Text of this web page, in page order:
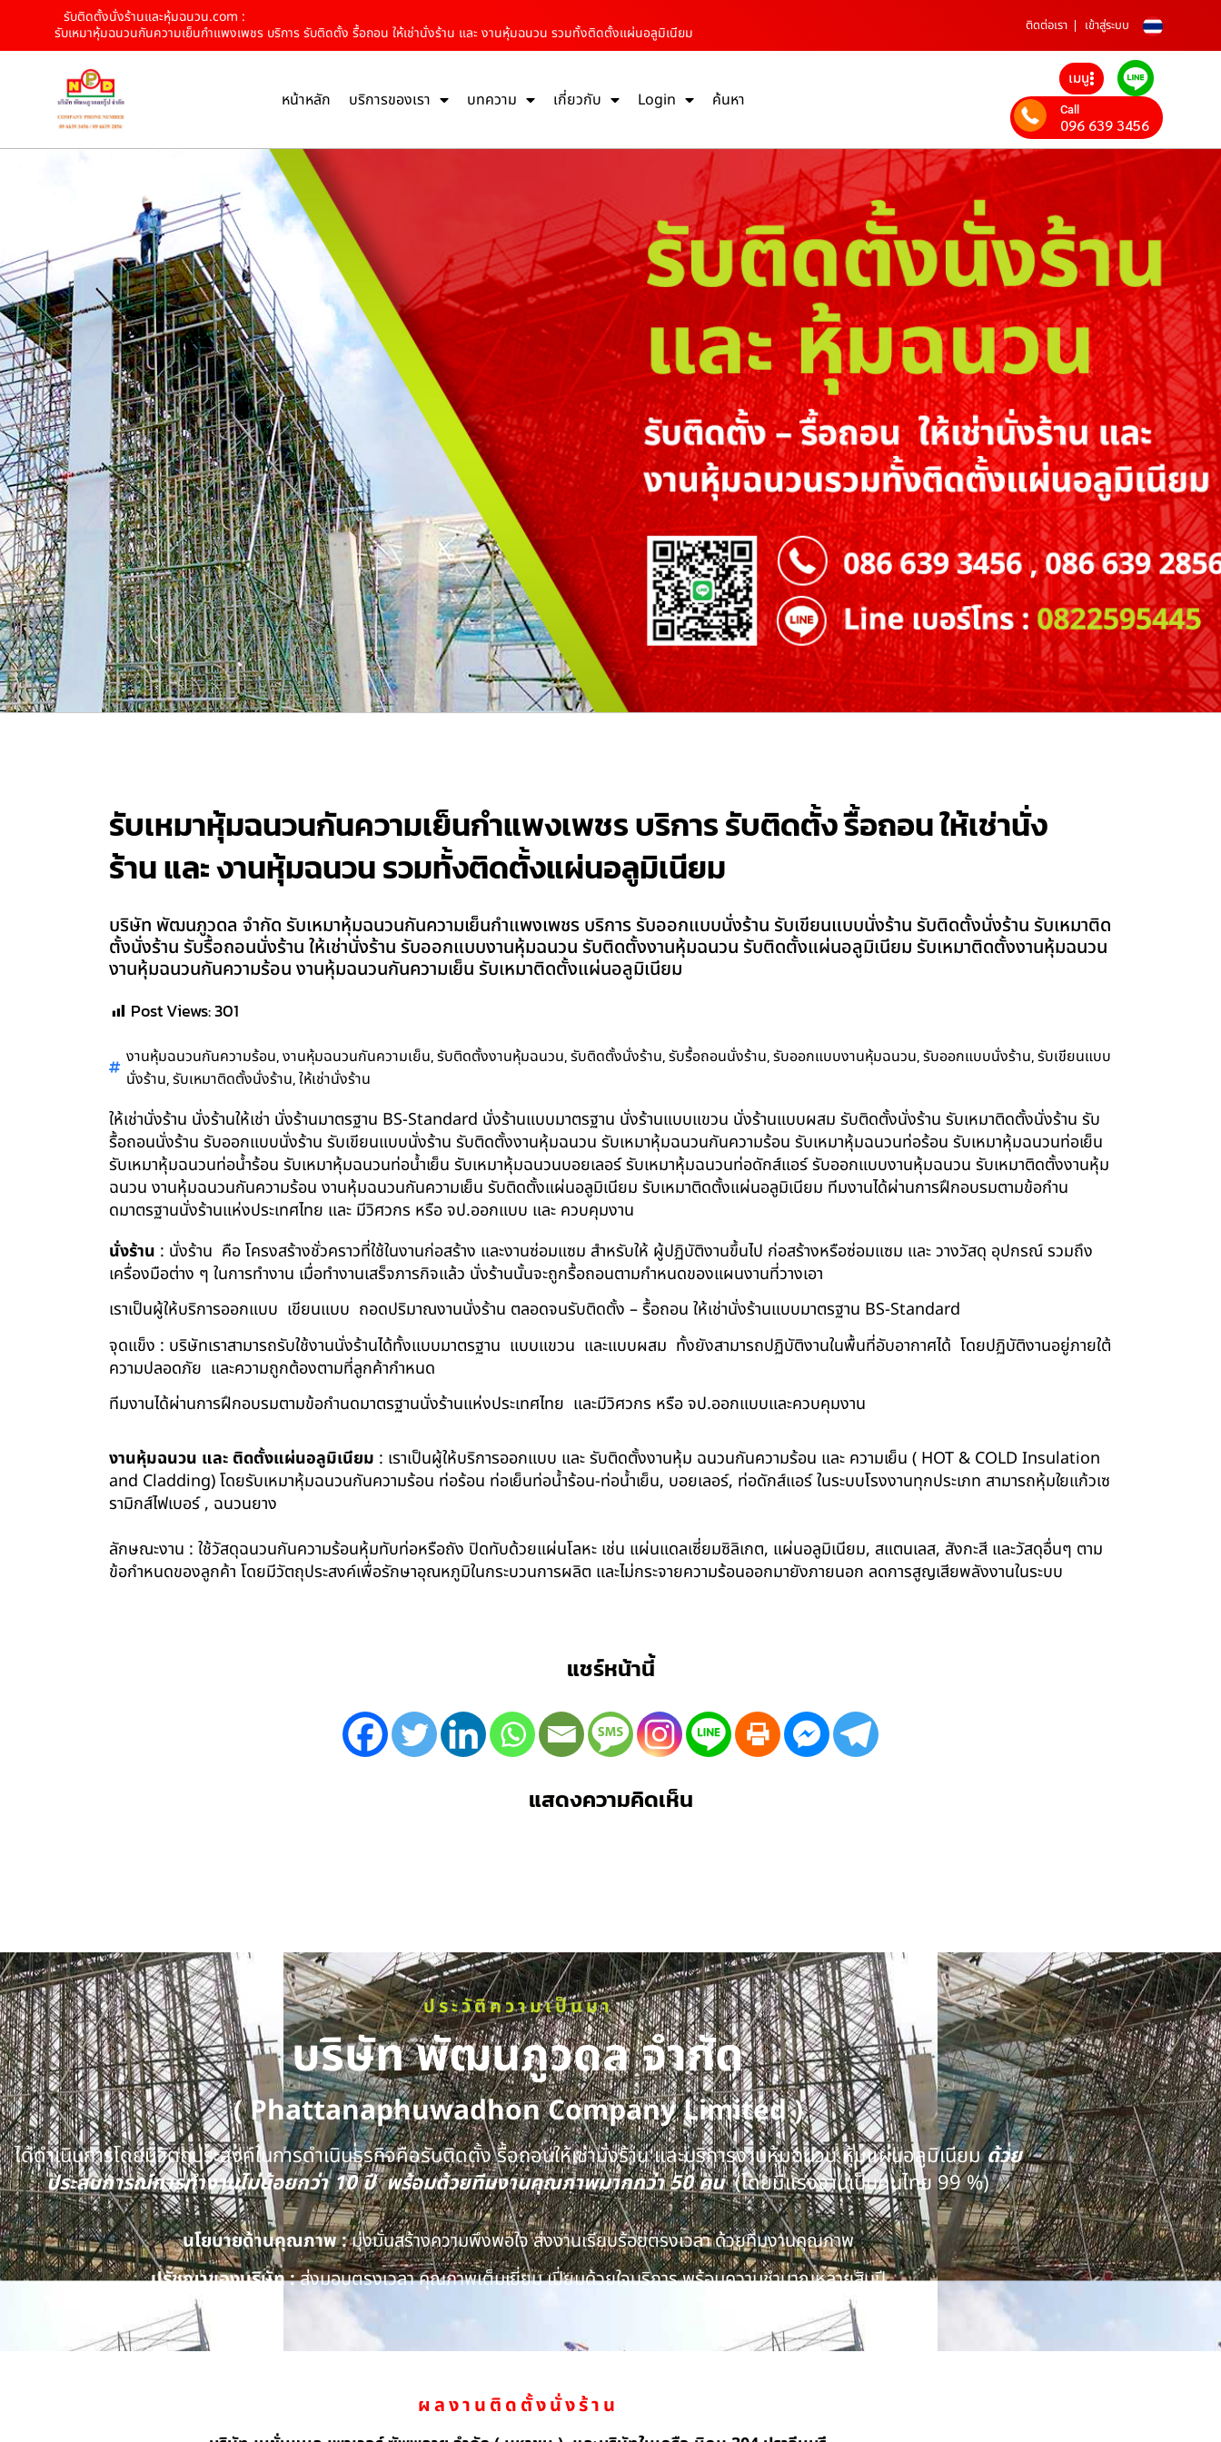
รับติดตั้งนั่งร้านและหุ้มฉนวน.com :
รับเหมาหุ้มฉนวนกันความเย็นกำแพงเพชร บริการ รับติดตั้ง รื้อถอน ให้เช่านั่งร้าน และ งานหุ้มฉนวน รวมทั้งติดตั้งแผ่นอลูมิเนียม
ติดต่อเรา เข้าสู่ระบบ
หน้าหลัก บริการของเรา บทความ เกี่ยวกับ Login ค้นหา
เมนู
Call
096 639 3456
รับเหมาหุ้มฉนวนกันความเย็นกำแพงเพชร บริการ รับติดตั้ง รื้อถอน ให้เช่านั่ง
ร้าน และ งานหุ้มฉนวน รวมทั้งติดตั้งแผ่นอลูมิเนียม
บริษัท พัฒนภูวดล จำกัด รับเหมาหุ้มฉนวนกันความเย็นกำแพงเพชร บริการ รับออกแบบนั่งร้าน รับเขียนแบบนั่งร้าน รับติดตั้งนั่งร้าน รับเหมาติด
ตั้งนั่งร้าน รับรื้อถอนนั่งร้าน ให้เช่านั่งร้าน รับออกแบบงานหุ้มฉนวน รับติดตั้งงานหุ้มฉนวน รับติดตั้งแผ่นอลูมิเนียม รับเหมาติดตั้งงานหุ้มฉนวน
งานหุ้มฉนวนกันความร้อน งานหุ้มฉนวนกันความเย็น รับเหมาติดตั้งแผ่นอลูมิเนียม
Post Views:301
งานหุ้มฉนวนกันความร้อน,งานหุ้มฉนวนกันความเย็น,รับติดตั้งงานหุ้มฉนวน,รับติดตั้งนั่งร้าน,รับรื้อถอนนั่งร้าน,รับออกแบบงานหุ้มฉนวน,รับออกแบบนั่งร้าน,รับเขียนแบบ
นั่งร้าน,รับเหมาติดตั้งนั่งร้าน,ให้เช่านั่งร้าน
ให้เช่านั่งร้าน นั่งร้านให้เช่า นั่งร้านมาตรฐาน BS-Standard นั่งร้านแบบมาตรฐาน นั่งร้านแบบแขวน นั่งร้านแบบผสม รับติดตั้งนั่งร้าน รับเหมาติดตั้งนั่งร้าน รับ
รื้อถอนนั่งร้าน รับออกแบบนั่งร้าน รับเขียนแบบนั่งร้าน รับติดตั้งงานหุ้มฉนวน รับเหมาหุ้มฉนวนกันความร้อน รับเหมาหุ้มฉนวนท่อร้อน รับเหมาหุ้มฉนวนท่อเย็น
รับเหมาหุ้มฉนวนท่อน้ำร้อน รับเหมาหุ้มฉนวนท่อน้ำเย็น รับเหมาหุ้มฉนวนบอยเลอร์ รับเหมาหุ้มฉนวนท่อดักส์แอร์ รับออกแบบงานหุ้มฉนวน รับเหมาติดตั้งงานหุ้ม
ฉนวน งานหุ้มฉนวนกันความร้อน งานหุ้มฉนวนกันความเย็น รับติดตั้งแผ่นอลูมิเนียม รับเหมาติดตั้งแผ่นอลูมิเนียม ทีมงานได้ผ่านการฝึกอบรมตามข้อกำน
ดมาตรฐานนั่งร้านแห่งประเทศไทย และ มีวิศวกร หรือ จป.ออกแบบ และ ควบคุมงาน
นั่งร้าน : นั่งร้าน คือ โครงสร้างชั่วคราวที่ใช้ในงานก่อสร้าง และงานซ่อมแซม สำหรับให้ ผู้ปฏิบัติงานขึ้นไป ก่อสร้างหรือซ่อมแซม และ วางวัสดุ อุปกรณ์ รวมถึง
เครื่องมือต่าง ๆ ในการทำงาน เมื่อทำงานเสร็จภารกิจแล้ว นั่งร้านนั้นจะถูกรื้อถอนตามกำหนดของแผนงานที่วางเอา
เราเป็นผู้ให้บริการออกแบบ เขียนแบบ ถอดปริมาณงานนั่งร้าน ตลอดจนรับติดตั้ง – รื้อถอน ให้เช่านั่งร้านแบบมาตรฐาน BS-Standard
จุดแข็ง : บริษัทเราสามารถรับใช้งานนั่งร้านได้ทั้งแบบมาตรฐาน แบบแขวน และแบบผสม ทั้งยังสามารถปฏิบัติงานในพื้นที่อับอากาศได้ โดยปฏิบัติงานอยู่ภายใต้
ความปลอดภัย และความถูกต้องตามที่ลูกค้ากำหนด
ทีมงานได้ผ่านการฝึกอบรมตามข้อกำนดมาตรฐานนั่งร้านแห่งประเทศไทย และมีวิศวกร หรือ จป.ออกแบบและควบคุมงาน
งานหุ้มฉนวน และ ติดตั้งแผ่นอลูมิเนียม : เราเป็นผู้ให้บริการออกแบบ และ รับติดตั้งงานหุ้ม ฉนวนกันความร้อน และ ความเย็น ( HOT & COLD Insulation
and Cladding) โดยรับเหมาหุ้มฉนวนกันความร้อน ท่อร้อน ท่อเย็นท่อน้ำร้อน-ท่อน้ำเย็น, บอยเลอร์, ท่อดักส์แอร์ ในระบบโรงงานทุกประเภท สามารถหุ้มใยแก้วเซ
รามิกส์ไฟเบอร์ , ฉนวนยาง
ลักษณะงาน : ใช้วัสดุฉนวนกันความร้อนหุ้มทับท่อหรือถัง ปิดทับด้วยแผ่นโลหะ เช่น แผ่นแดลเซี่ยมซิลิเกต, แผ่นอลูมิเนียม, สแตนเลส, สังกะสี และวัสดุอื่นๆ ตาม
ข้อกำหนดของลูกค้า โดยมีวัตถุประสงค์เพื่อรักษาอุณหภูมิในกระบวนการผลิต และไม่กระจายความร้อนออกมายังภายนอก ลดการสูญเสียพลังงานในระบบ
แชร์หน้านี้
แสดงความคิดเห็น
ประวัติความเป็นมา
บริษัท พัฒนภูวดล จำกัด
( Phattanaphuwadhon Company Limited )
ได้ดำเนินการโดยมีวัตถุประสงค์ในการดำเนินธุรกิจคือรับติดตั้ง รื้อถอนให้เช่านั่งร้าน และบริการงานหุ้มฉนวน หุ้มแผ่นอลูมิเนียมด้วย
ประสบการณ์การทำงานไม่น้อยกว่า 10 ปี พร้อมด้วยทีมงานคุณภาพมากกว่า 50 คน(โดยมีแรงงานเป็นคนไทย 99 %)
นโยบายด้านคุณภาพ :มุ่งมั่นสร้างความพึงพอใจ ส่งงานเรียบร้อยตรงเวลา ด้วยทีมงานคุณภาพ
ปรัชญาของบริษัท :ส่งมอบตรงเวลา คุณภาพเต็มเยี่ยม เปี่ยมด้วยใจบริการ พร้อมความชำนาญหลายสิบปี
ผลงานติดตั้งนั่งร้าน